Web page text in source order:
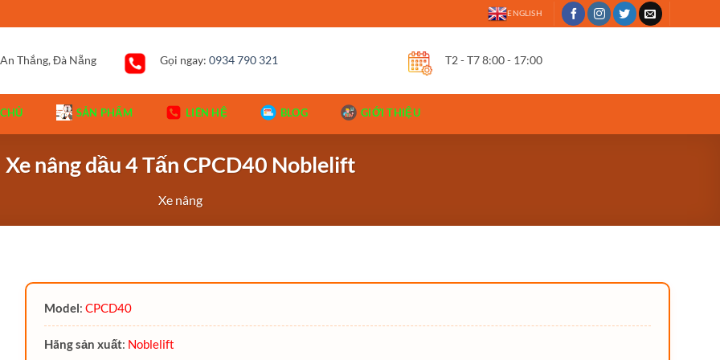
ENGLISH
Thắng, Đà Nẵng Gọi ngay: 0934 790 321 T2 - T7 8:00 - 17:00
SẢN PHẨM LIÊN HỆ BLOG GIỚI THIỆU
Xe nâng dầu 4 Tấn CPCD40 Noblelift
Xe nâng
Model: CPCD40
Hãng sản xuất: Noblelift